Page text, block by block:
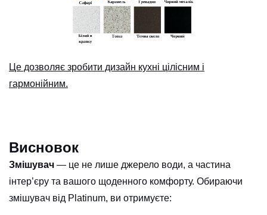
Це дозволяє зробити дизайн кухні цілісним і
гармонійним.
Висновок
Змішувач — це не лише джерело води, а частина
інтер’єру та вашого щоденного комфорту. Обираючи
змішувач від Platinum, ви отримуєте: